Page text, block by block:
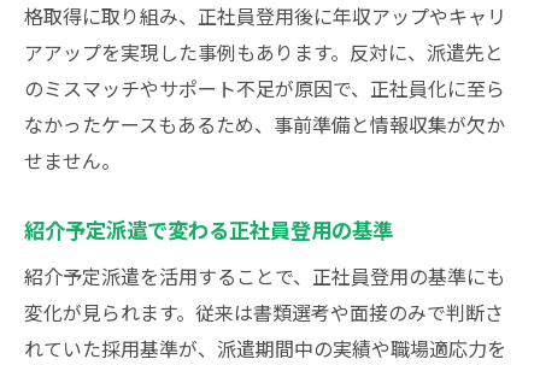
格取得に取り組み、正社員登用後に年収アップやキャリ
アアップを実現した事例もあります。反対に、派遣先と
のミスマッチやサポート不足が原因で、正社員化に至ら
なかったケースもあるため、事前準備と情報収集が欠か
せません。
紹介予定派遣で変わる正社員登用の基準
紹介予定派遣を活用することで、正社員登用の基準にも
変化が見られます。従来は書類選考や面接のみで判断さ
れていた採用基準が、派遣期間中の実績や職場適応力を